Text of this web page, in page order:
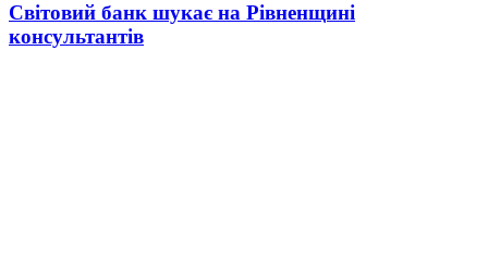
Світовий банк шукає на Рівненщині
консультантів